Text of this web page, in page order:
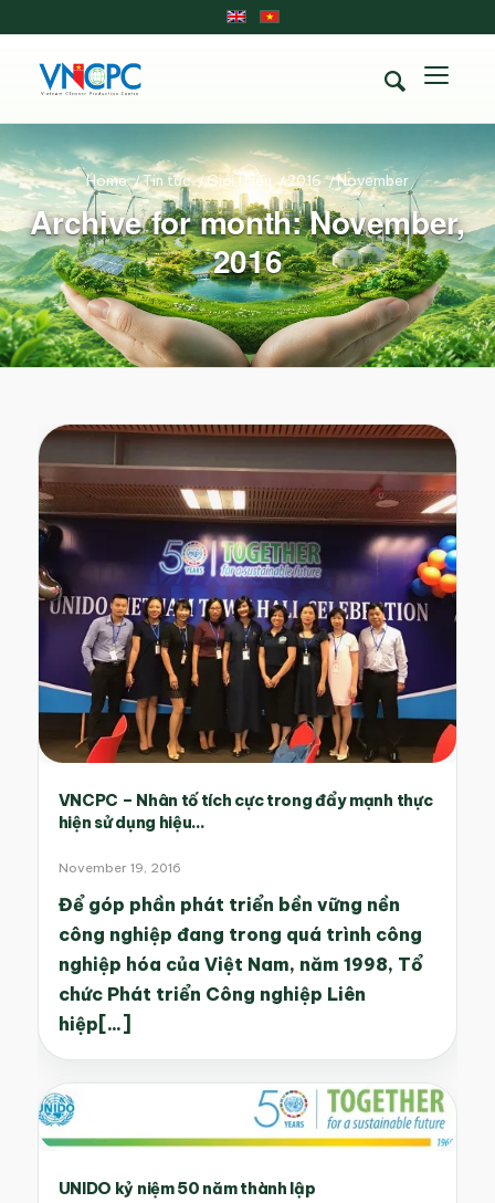
Archive for month: November,
2016
Home /Tin tức /Giới thiệu /2016 /November
VNCPC – Nhân tố tích cực trong đẩy mạnh thực
hiện sử dụng hiệu...
November 19, 2016
Để góp phần phát triển bền vững nền
công nghiệp đang trong quá trình công
nghiệp hóa của Việt Nam, năm 1998, Tổ
chức Phát triển Công nghiệp Liên
hiệp[...]
UNIDO kỷ niệm 50 năm thành lập